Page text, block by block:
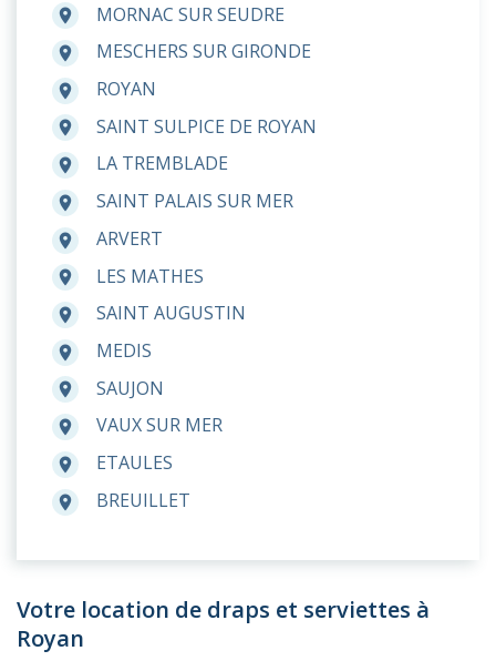
room MORNAC SUR SEUDRE
room MESCHERS SUR GIRONDE
room ROYAN
room SAINT SULPICE DE ROYAN
room LA TREMBLADE
room SAINT PALAIS SUR MER
room ARVERT
room LES MATHES
room SAINT AUGUSTIN
room MEDIS
room SAUJON
room VAUX SUR MER
room ETAULES
room BREUILLET
Votre location de draps et serviettes à
Royan